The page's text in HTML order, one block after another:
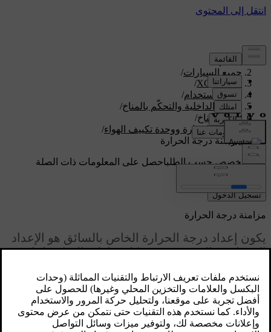
الدعم/
جميع السيارات/
XC60 2027
/
دليل الاستخدام/
الراحة الداخلية والتحكّم بالمناخ/
نظام المناخ/
درجة الحرارة و‏وحدة تكييف الهواء/
مزامنة درجة الحرارة
دعم مخصص حسب الطلباحصل على المعلومات ذات الصلة
بسيارتك الخاصة.
تسجيل الدخول
مزامنة درجة الحرارة
يكون إعداد درجة الحرارة الخاص بالسائق هو الإعداد
الافتراضي المستخدم في كل مناطق المناخ داخل
المناخية لها إعدادها الفريد الخاص بها. كما يمكنك
التبديل بين الخيارين من خلال مزامنة درجات الحرارة
أو إلغاء مزامنتها.